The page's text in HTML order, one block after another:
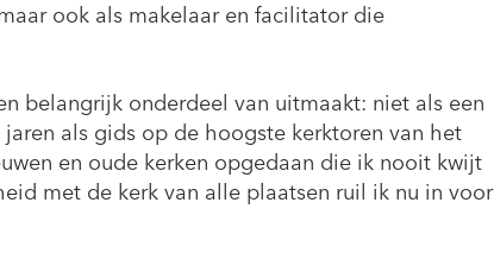
ook als makelaar en facilitator die
belangrijk onderdeel van uitmaakt: niet als een
als gids op de hoogste kerktoren van het
en oude kerken opgedaan die ik nooit kwijt
met de kerk van alle plaatsen ruil ik nu in voor